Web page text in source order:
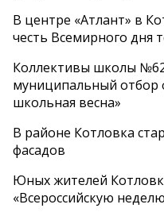
В центре «Атлант» в
честь Всемирного дня
Коллективы школы
муниципальный отбор
школьная весна»
В районе Котловка
фасадов
Юных жителей
«Всероссийскую